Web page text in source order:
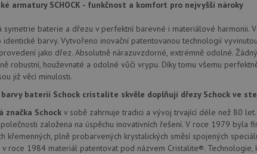
armatury SCHOCK - funkčnost a komfort pro nejvyšší nároky
symetrie baterie a dřezu v perfektní barevné i materiálové harmonii.
identické barvy. Vytvořeno inovační patentovanou technologií
jako dřez. Absolutně nárazuvzdorné, extrémně odolné.
robustní, houževnaté a odolné vůči vrypu. Díky tomu všemu
již věcí minulosti.
barvy baterií Schock cristalite skvěle doplňují dřezy Schock ve
značka Schock v sobě zahrnuje tradici a vývoj trvající déle než 80
založena na úspěchu inovativních řešení. V roce 1979 byla
křemenných, plně probarvených krystalických směsí spojených
v roce 1984 materiál patentovat pod názvem Cristalite®.
webové stránky a jakoukoli
dny
Toto je velmi běžný název
nalezen jako soubor cookie
použit jako pro správu stavu
.schock-
drezy.cz
4 týdny 2
Toto je velmi běžný název
.doubleclick.net
(kterou vlastní společnost
návštěvníka webu podporuje
Google LLC
.youtube.com
Zavřením
prohlížeče
Tento soubor cookie nastavuje
zobrazení vložených videí.